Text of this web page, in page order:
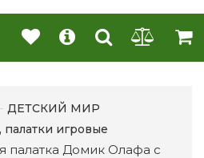
ДЕТСКИЙ МИР
игровые
палатка Домик Олафа с